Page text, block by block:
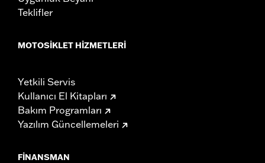
Teklifler
MOTOSIKLET HIZMETLERI
Yetkili Servis
Kullanıcı El Kitapları
Bakım Programları
Yazılım Güncellemeleri
FINANSMAN